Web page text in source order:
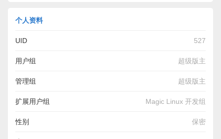
个人资料
UID 527
用户组 超级版主
管理组 超级版主
扩展用户组 Magic Linux 开发组
性别 保密